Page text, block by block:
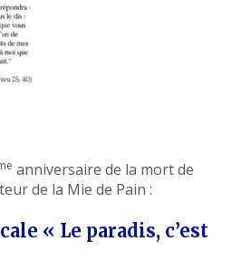
anniversaire de la mort de
de la Mie de Pain :
« Le paradis, c’est